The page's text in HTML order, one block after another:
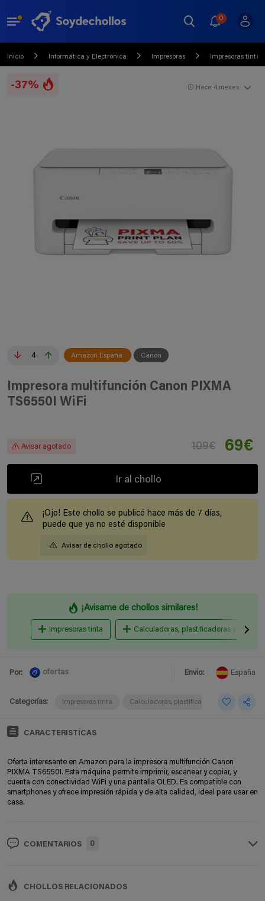
0
Inicio Informática y Electrónica Impresoras Impresoras tinta
-37%
4 Amazon España Canon
Hace 4 meses
Impresora multifunción Canon PIXMA
TS6550I WiFi
Avisar agotado 109€ 69€
Ir al chollo
¡Ojo! Este chollo se publicó hace más de 7 días,
puede que ya no esté disponible
Avisar de chollo agotado
¡Avisame de chollos similares!
Impresoras tinta Calculadoras, plastificadoras y otros
Por: ofertas Envio: España
Categorías: Impresoras tinta Calculadoras, plastificadoras y otros
CARACTERISTÍCAS
Oferta interesante en Amazon para la impresora multifunción Canon
PIXMA TS6550I. Esta máquina permite imprimir, escanear y copiar, y
cuenta con conectividad WiFi y una pantalla OLED. Es compatible con
smartphones y ofrece impresión rápida y de alta calidad, ideal para usar en
casa.
COMENTARIOS 0
CHOLLOS RELACIONADOS